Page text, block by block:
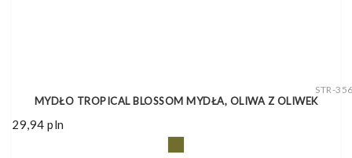
STR-
MYDŁO TROPICAL BLOSSOM MYDŁA, OLIWA Z OLIWEK
29,94 pln